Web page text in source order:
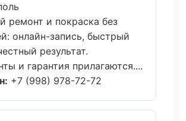
ремонт и покраска без
онлайн-запись, быстрый
результат.
и гарантия прилагаются....
+7 (998) 978-72-72